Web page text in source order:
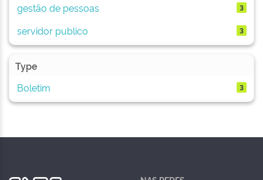
gestão de pessoas
3
servidor publico 3
Type
Boletim
3